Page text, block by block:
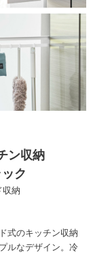
ン収納
ク
収納
式のキッチン収納
ルなデザイン。冷